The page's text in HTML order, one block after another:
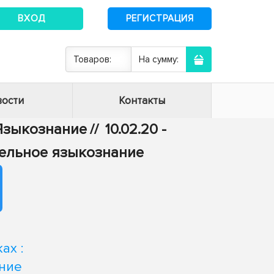
ВХОД РЕГИСТРАЦИЯ
Товаров: На сумму:
Контакты
// 10.02.20 -
языкознание
: